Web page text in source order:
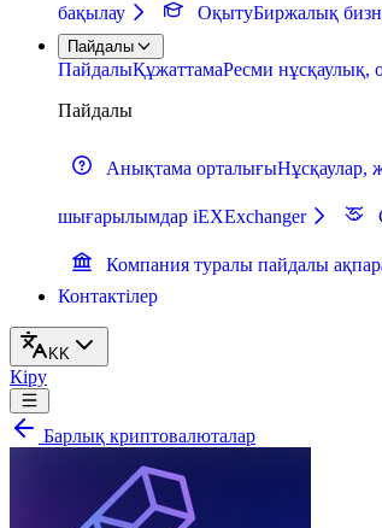
бақылау ОқытуБиржалық
Пайдалы
ПайдалыҚұжаттамаРесми нұсқаулық,
Пайдалы
Анықтама орталығыНұсқаулар,
шығарылымдар iEXExchanger
Компания туралы пайдалы
Контактілер
KK
Кіру
Барлық криптовалюталар